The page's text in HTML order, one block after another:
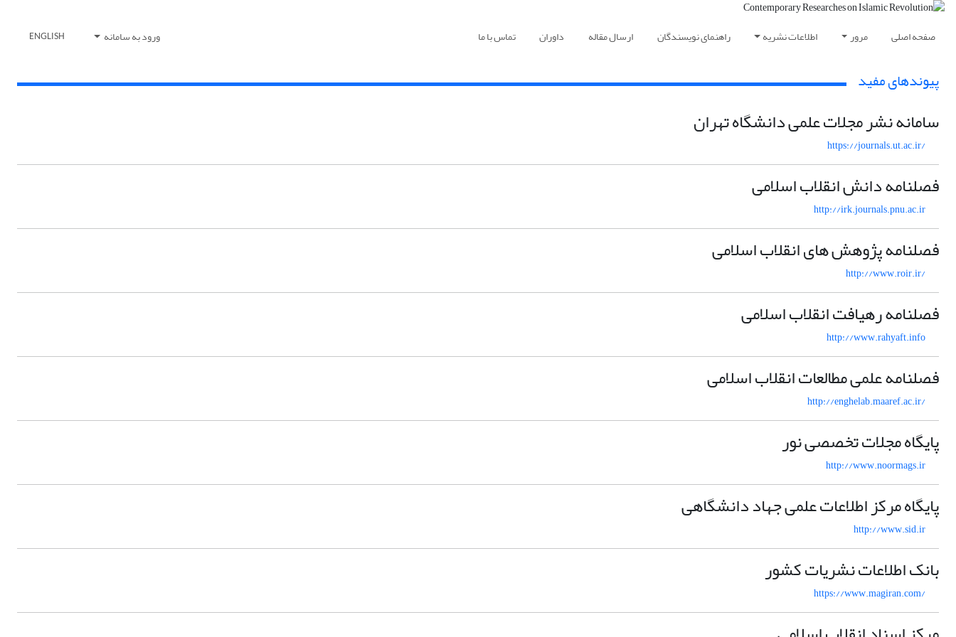
صفحه اصلی مرور اطلاعات نشریه راهنمای نویسندگان ارسال مقاله داوران تماس با ما ورود به سامانه ENGLISH
پیوندهای مفید
سامانه نشر مجلات علمی دانشگاه تهران
https://journals.ut.ac.ir/
فصلنامه دانش انقلاب اسلامی
http://irk.journals.pnu.ac.ir
فصلنامه پژوهش های انقلاب اسلامی
http://www.roir.ir/
فصلنامه رهیافت انقلاب اسلامی
http://www.rahyaft.info
فصلنامه علمی مطالعات انقلاب اسلامی
http://enghelab.maaref.ac.ir/
پایگاه مجلات تخصصی نور
http://www.noormags.ir
پایگاه مرکز اطلاعات علمی جهاد دانشگاهی
http://www.sid.ir
بانک اطلاعات نشریات کشور
https://www.magiran.com/